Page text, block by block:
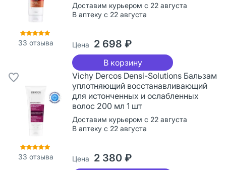
33 отзыва
Доставим курьером с 22 августа
В аптеку с 22 августа
Цена 2 698 ₽
В корзину
33 отзыва
Vichy Dercos Densi-Solutions Бальзам
уплотняющий восстанавливающий
для истонченных и ослабленных
волос 200 мл 1 шт
Доставим курьером с 22 августа
В аптеку с 22 августа
Цена 2 380 ₽